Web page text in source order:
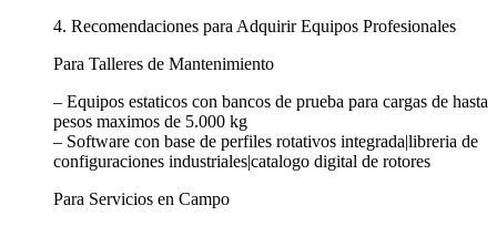
4. Recomendaciones para Adquirir Equipos Profesionales
Para Talleres de Mantenimiento
– Equipos estaticos con bancos de prueba para cargas de hasta
pesos maximos de 5.000 kg
– Software con base de perfiles rotativos integrada|libreria de
configuraciones industriales|catalogo digital de rotores
Para Servicios en Campo